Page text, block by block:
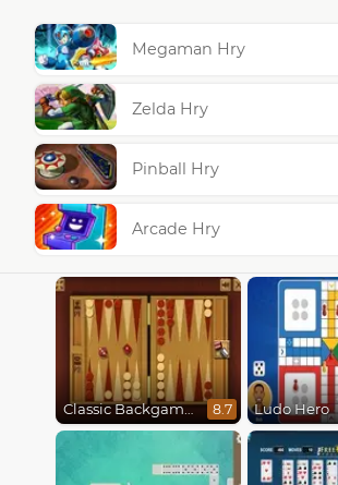
Megaman Hry
Zelda Hry
Pinball Hry
Arcade Hry
Classic Backgammon 8.7 Ludo Hero